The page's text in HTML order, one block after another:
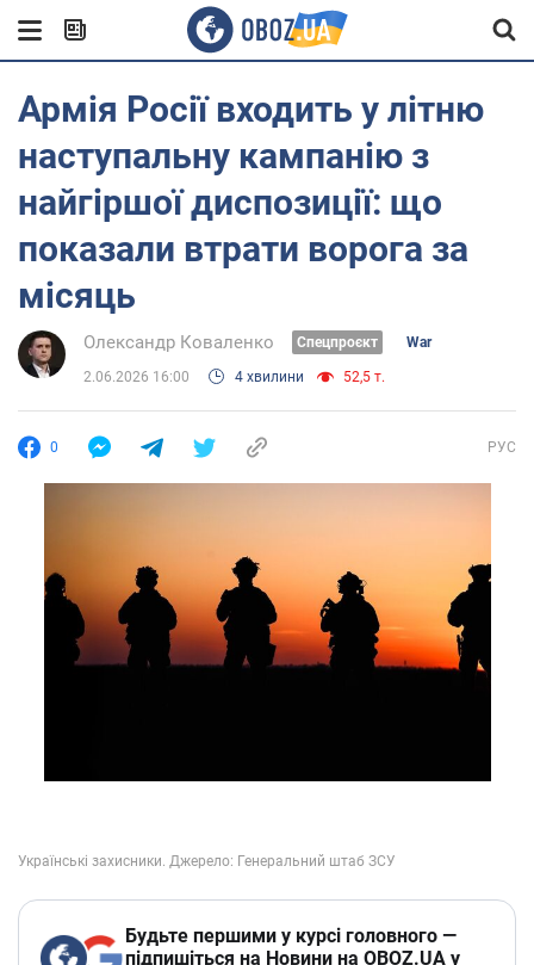
Армія Росії входить у літню
наступальну кампанію з
найгіршої диспозиції: що
показали втрати ворога за
місяць
Олександр Коваленко Cпецпроєкт War
2.06.2026 16:00 4 хвилини 52,5 т.
0 РУС
Будьте першими у курсі головного —
підпишіться на Новини на OBOZ.UA у